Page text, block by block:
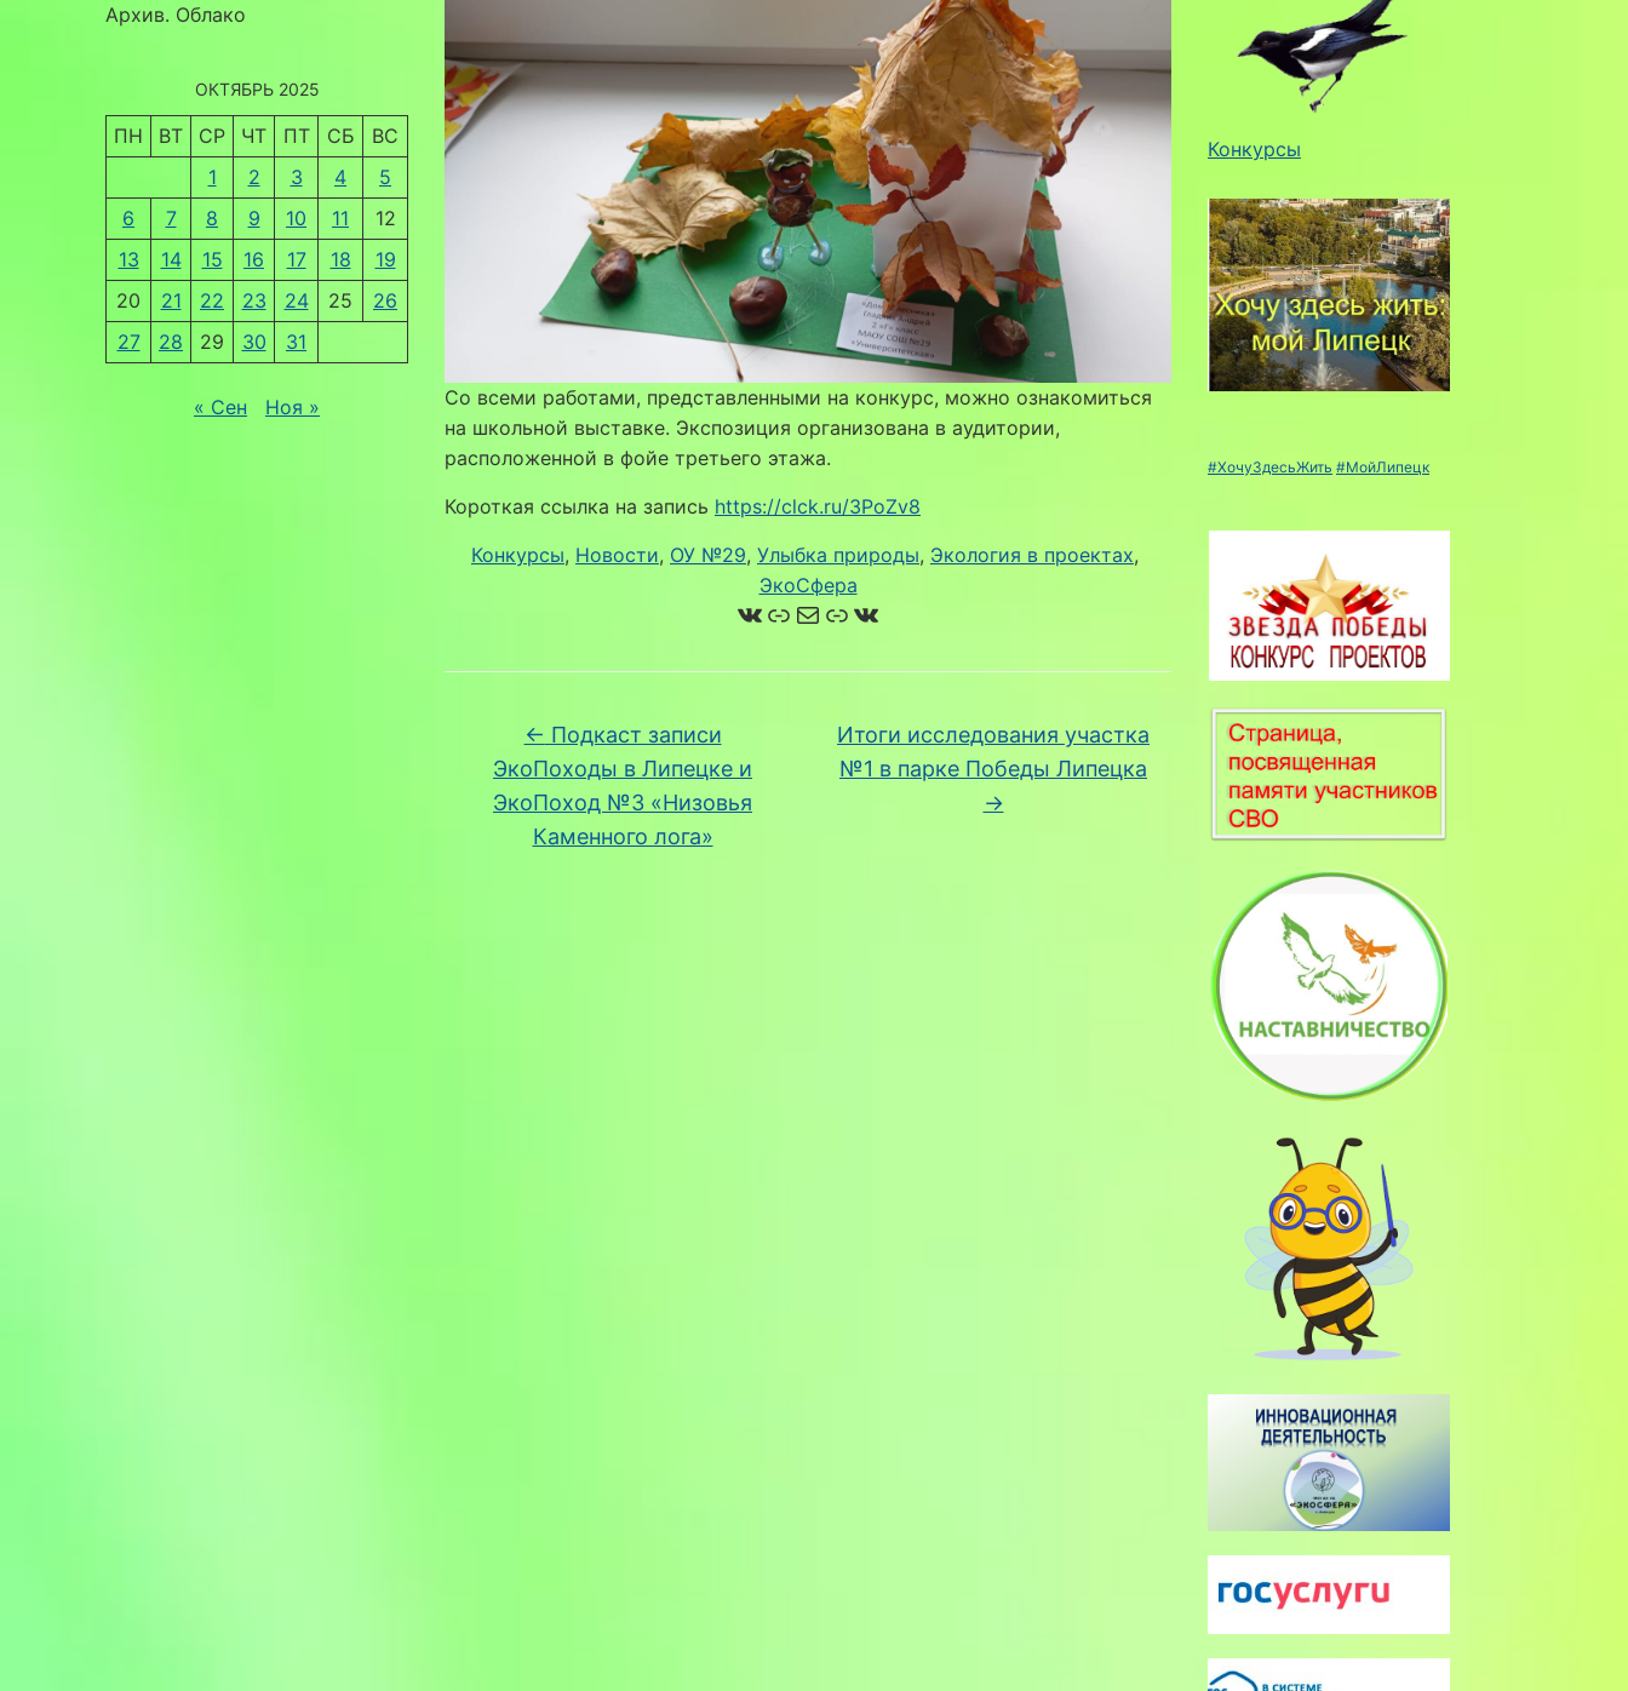
Архив. Облако
ОКТЯБРЬ 2025
ПН ВТ СР ЧТ ПТ СБ
ВС
1
2 3 4
5
6
7 8 9 10 11
12
13
14 15 16 17 18
19
20
21 22 23 24 25
26
27
28 29 30 31
« Сен Ноя »
Со всеми работами, представленными на конкурс, можно ознакомиться
на школьной выставке. Экспозиция организована в аудитории,
расположенной в фойе третьего этажа.
Короткая ссылка на запись https://clck.ru/3PoZv8
Конкурсы, Новости, ОУ №29, Улыбка природы, Экология в проектах
ЭкоСфера
ВКонтакте
Ссылка
Почта
Ссылка
ВКонтакте
← Подкаст записи
ЭкоПоходы в Липецке и
ЭкоПоход №3 «Низовья
Каменного лога»
Итоги исследования участка
№1 в парке Победы Липецка
→
Конкурсы
#ХочуЗдесьЖить #МойЛипецк